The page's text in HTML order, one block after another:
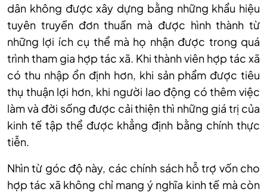
dân không được xây dựng bằng những khẩu hiệu
tuyên truyền đơn thuần mà được hình thành từ
những lợi ích cụ thể mà họ nhận được trong quá
trình tham gia hợp tác xã. Khi thành viên hợp tác xã
có thu nhập ổn định hơn, khi sản phẩm được tiêu
thụ thuận lợi hơn, khi người lao động có thêm việc
làm và đời sống được cải thiện thì những giá trị của
kinh tế tập thể được khẳng định bằng chính thực
tiễn.
Nhìn từ góc độ này, các chính sách hỗ trợ vốn cho
hợp tác xã không chỉ mang ý nghĩa kinh tế mà còn